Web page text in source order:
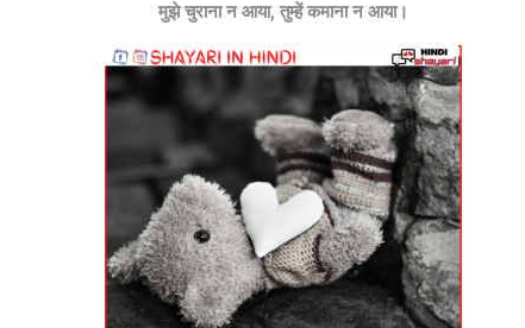
मुझे चुराना न आया, तुम्हें कमाना न आया।